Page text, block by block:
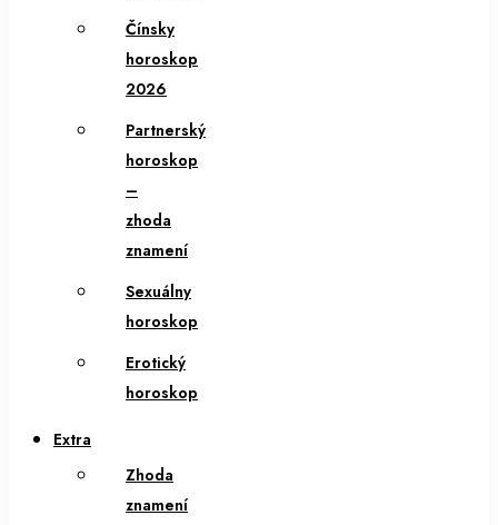
Čínsky
horoskop
2026
Partnerský
horoskop
–
zhoda
znamení
Sexuálny
horoskop
Erotický
horoskop
Extra
Zhoda
znamení